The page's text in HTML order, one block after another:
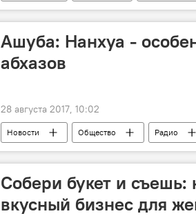
Ашуба: Нанхуа -
абхазов
28 августа 2017, 10:02
Новости Общество Радио
Собери букет и съешь:
вкусный бизнес для